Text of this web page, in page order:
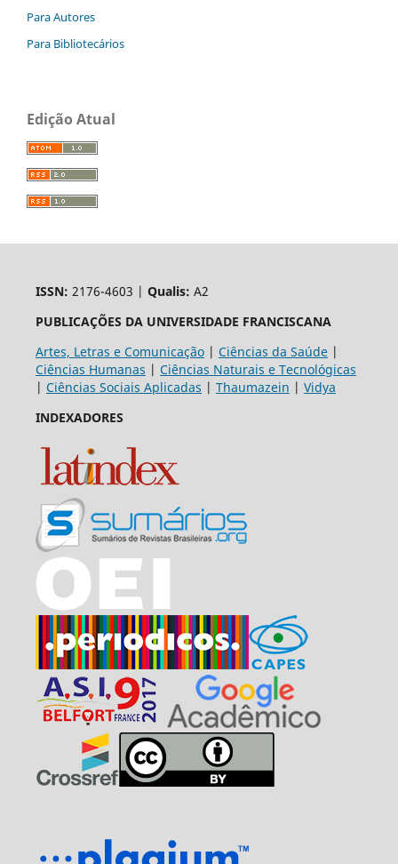
Para Autores
Para Bibliotecários
Edição Atual
ISSN: 2176-4603 | Qualis: A2
PUBLICAÇÕES DA UNIVERSIDADE FRANCISCANA
Artes, Letras e Comunicação| Ciências da Saúde|
Ciências Humanas | Ciências Naturais e Tecnológicas
| Ciências Sociais Aplicadas | Thaumazein | Vidya
INDEXADORES